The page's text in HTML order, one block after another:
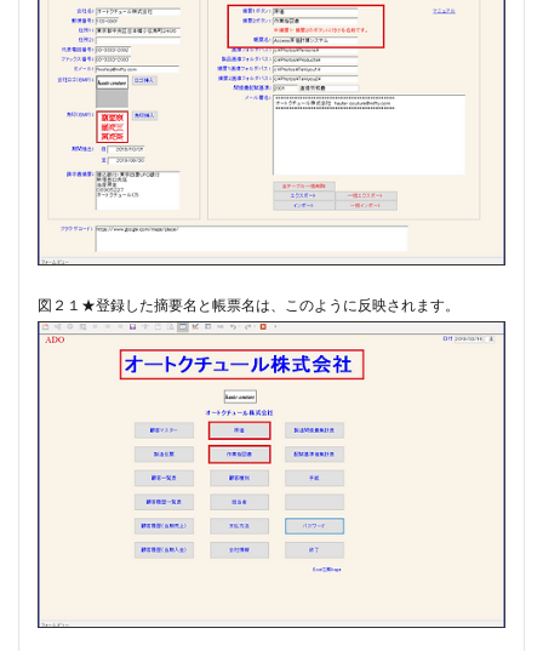
図２１★登録した摘要名と帳票名は、このように反映されます。